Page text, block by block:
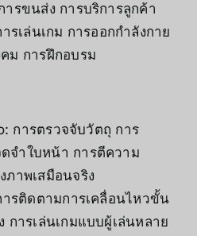
รขนส่ง การบริการลูกค้า
รเล่นเกม การออกกำลังกาย
ม การฝึกอบรม
การตรวจจับวัตถุ การ
จำใบหน้า การตีความ
ภาพเสมือนจริง
รติดตามการเคลื่อนไหวขั้น
การเล่นเกมแบบผู้เล่นหลาย